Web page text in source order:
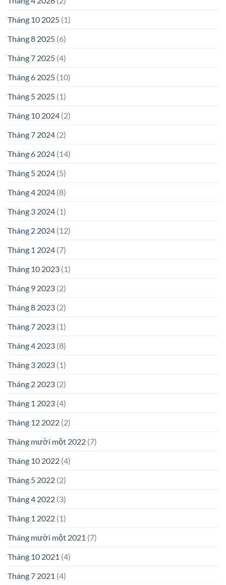
Tháng 10 2025 (1)
Tháng 8 2025 (6)
Tháng 7 2025 (4)
Tháng 6 2025 (10)
Tháng 5 2025 (1)
Tháng 10 2024 (2)
Tháng 7 2024 (2)
Tháng 6 2024 (14)
Tháng 5 2024 (5)
Tháng 4 2024 (8)
Tháng 3 2024 (1)
Tháng 2 2024 (12)
Tháng 1 2024 (7)
Tháng 10 2023 (1)
Tháng 9 2023 (2)
Tháng 8 2023 (2)
Tháng 7 2023 (1)
Tháng 4 2023 (8)
Tháng 3 2023 (1)
Tháng 2 2023 (2)
Tháng 1 2023 (4)
Tháng 12 2022 (2)
Tháng mười một 2022 (7)
Tháng 10 2022 (4)
Tháng 5 2022 (2)
Tháng 4 2022 (3)
Tháng 1 2022 (1)
Tháng mười một 2021 (7)
Tháng 10 2021 (4)
Tháng 7 2021 (4)